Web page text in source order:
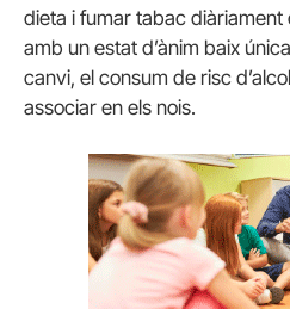
dieta i fumar tabac diàriament
amb un estat d’ànim baix
canvi, el consum de risc
associar en els nois.